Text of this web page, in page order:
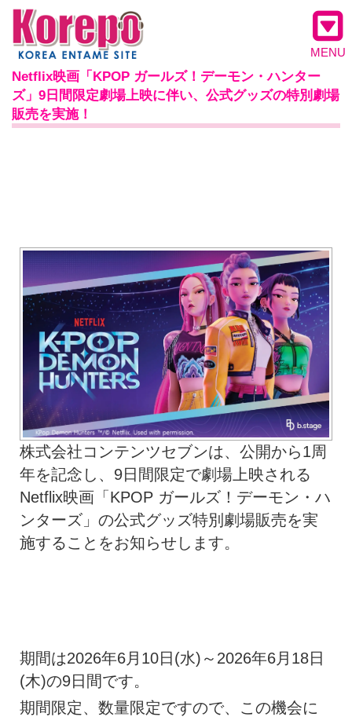
MENU
Netflix映画「KPOP ガールズ！デーモン・ハンター
ズ」9日間限定劇場上映に伴い、公式グッズの特別劇場
販売を実施！
株式会社コンテンツセブンは、公開から1周
年を記念し、9日間限定で劇場上映される
Netflix映画「KPOP ガールズ！デーモン・ハ
ンターズ」の公式グッズ特別劇場販売を実
施することをお知らせします。
期間は2026年6月10日(水)～2026年6月18日
(木)の9日間です。
期間限定、数量限定ですので、この機会に